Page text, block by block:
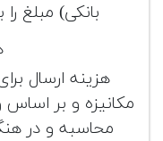
بانکی) مبلغ
هزینه ارسال
مکانیزه و بر اساس
محاسبه و در